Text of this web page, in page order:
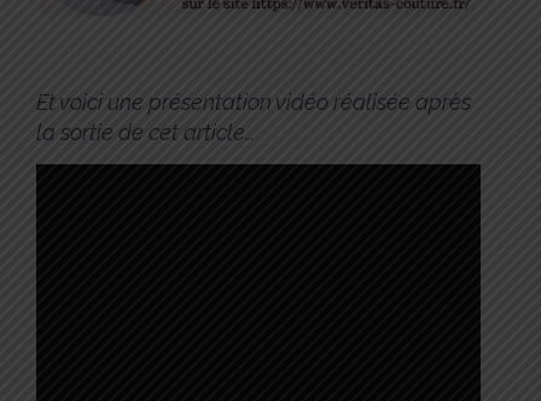
Et voici une présentation vidéo réalisée après
la sortie de cet article…